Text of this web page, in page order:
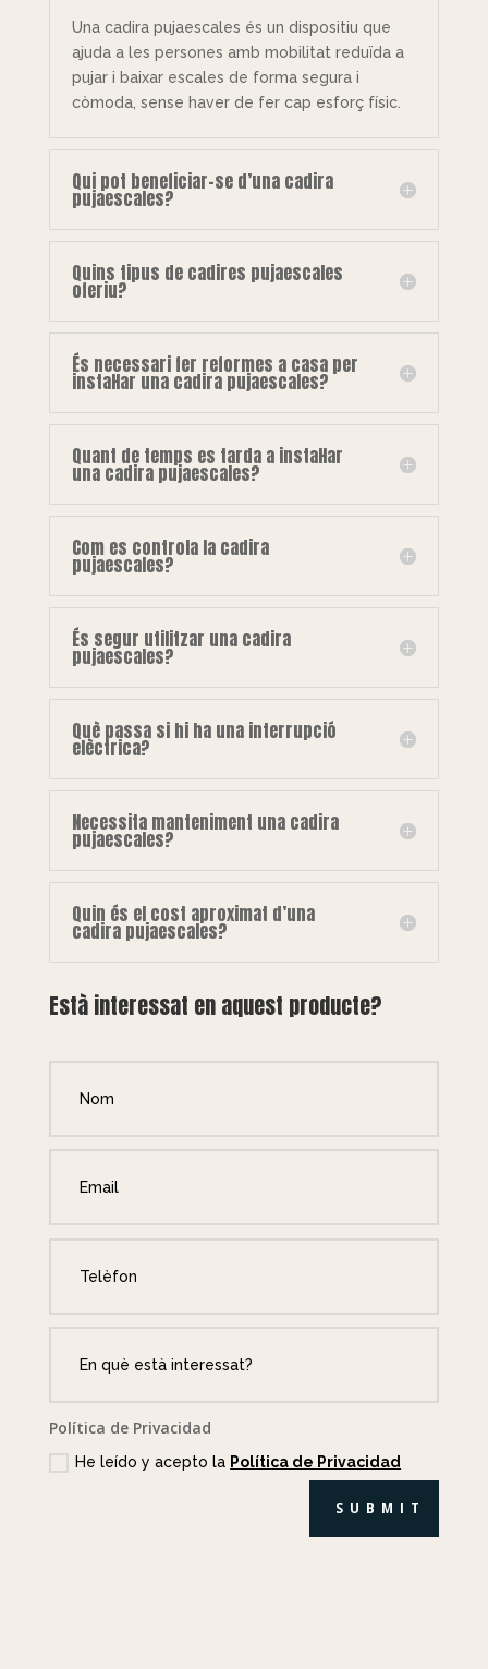
Una cadira pujaescales és un dispositiu que
ajuda a les persones amb mobilitat reduïda a
pujar i baixar escales de forma segura i
còmoda, sense haver de fer cap esforç físic.
Qui pot beneficiar-se d’una cadira
pujaescales?
Quins tipus de cadires pujaescales
oferiu?
És necessari fer reformes a casa per
instal·lar una cadira pujaescales?
Quant de temps es tarda a instal·lar
una cadira pujaescales?
Com es controla la cadira
pujaescales?
És segur utilitzar una cadira
pujaescales?
Què passa si hi ha una interrupció
elèctrica?
Necessita manteniment una cadira
pujaescales?
Quin és el cost aproximat d’una
cadira pujaescales?
Està interessat en aquest producte?
Política de Privacidad
He leído y acepto la Política de Privacidad
SUBMIT